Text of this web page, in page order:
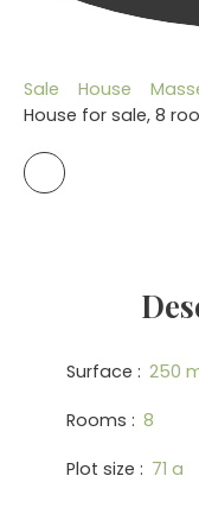
Sale House
House for sale, 8
Surface : 250
Rooms : 8
Plot size : 71 a